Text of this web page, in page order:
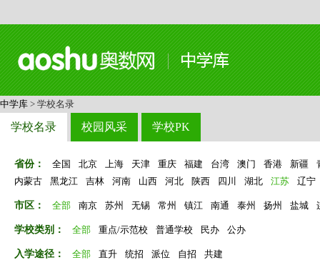
中学库 > 学校名录
学校名录 校园风采 学校PK
省份： 全国 北京 上海 天津 重庆 福建 台湾 澳门 香港 新疆
内蒙古
黑龙江 吉林 河南 山西 河北 陕西 四川 湖北 江苏 辽宁
市区： 全部 南京 苏州 无锡 常州 镇江 南通 泰州 扬州 盐城
学校类别： 全部 重点/示范校 普通学校 民办 公办
入学途径： 全部 直升 统招 派位 自招 共建